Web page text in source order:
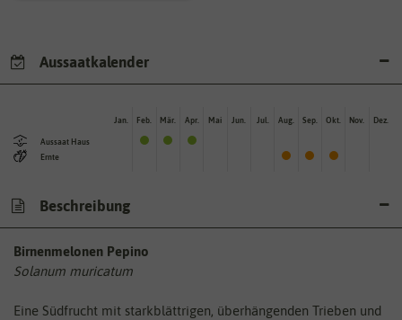
Aussaatkalender
Aussaat Haus
Ernte
Jan. Feb. Mär. Apr. Mai Jun. Jul. Aug. Sep. Okt. Nov. Dez.
Beschreibung
Birnenmelonen Pepino
Solanum muricatum
Eine Südfrucht mit starkblättrigen, überhängenden Trieben und